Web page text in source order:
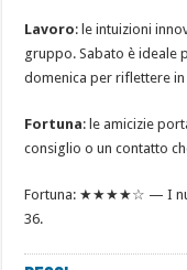
Lavoro: le intuizioni
gruppo. Sabato è ideale
domenica per riflettere
Fortuna: le amicizie
consiglio o un contatto
Fortuna: ★★★★☆ — I
36.